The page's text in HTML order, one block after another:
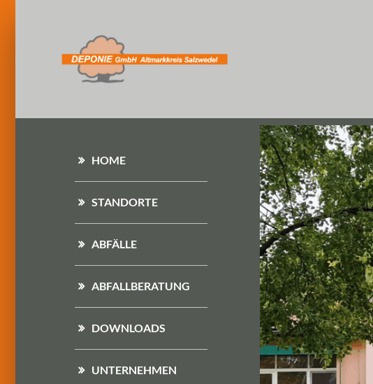
HOME
STANDORTE
ABFÄLLE
ABFALLBERATUNG
DOWNLOADS
UNTERNEHMEN